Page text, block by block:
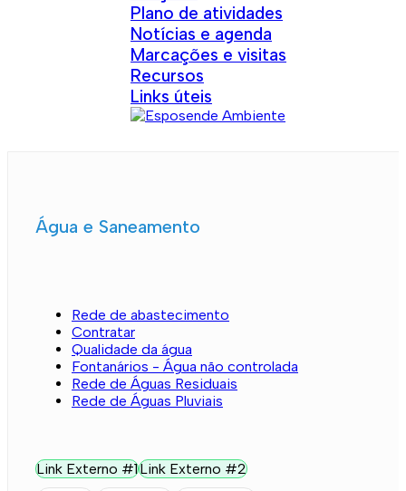
Plano de atividades
Notícias e agenda
Marcações e visitas
Recursos
Links úteis
Água e Saneamento
Rede de abastecimento
Contratar
Qualidade da água
Fontanários - Água não controlada
Rede de Águas Residuais
Rede de Águas Pluviais
Link Externo #1Link Externo #2